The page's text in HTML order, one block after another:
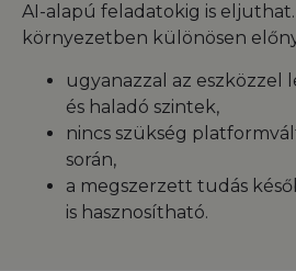
AI-alapú feladatokig is
környezetben különösen
ugyanazzal az eszközzel
és haladó szintek,
nincs szükség
során,
a megszerzett tudás
is hasznosítható.